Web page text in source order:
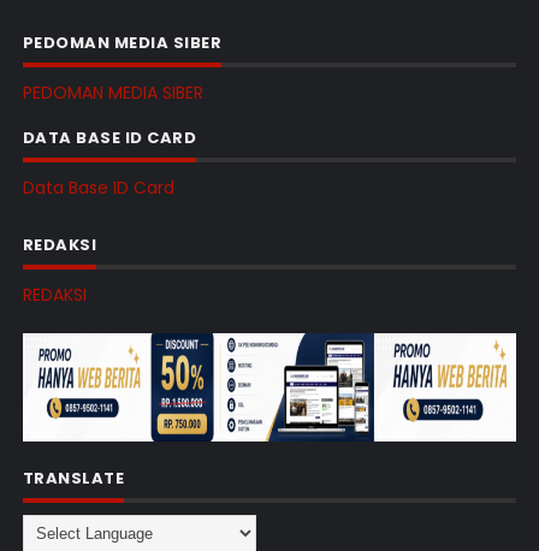
PEDOMAN MEDIA SIBER
PEDOMAN MEDIA SIBER
DATA BASE ID CARD
Data Base ID Card
REDAKSI
REDAKSI
TRANSLATE